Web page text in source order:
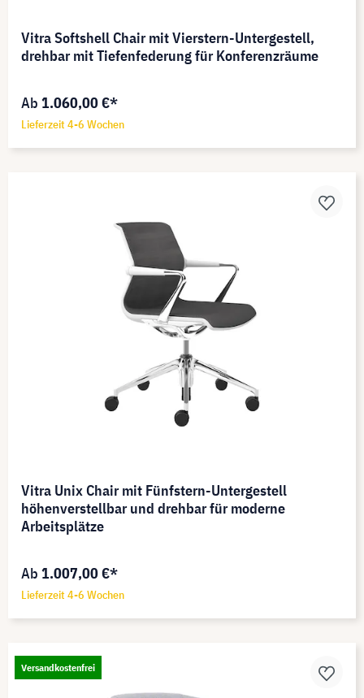
Vitra Softshell Chair mit Vierstern-Untergestell,
drehbar mit Tiefenfederung für Konferenzräume
Ab 1.060,00 €*
Lieferzeit 4-6 Wochen
Vitra Unix Chair mit Fünfstern-Untergestell
höhenverstellbar und drehbar für moderne
Arbeitsplätze
Ab 1.007,00 €*
Lieferzeit 4-6 Wochen
Versandkostenfrei